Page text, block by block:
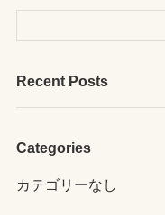
Recent Posts
Categories
カテゴリーなし